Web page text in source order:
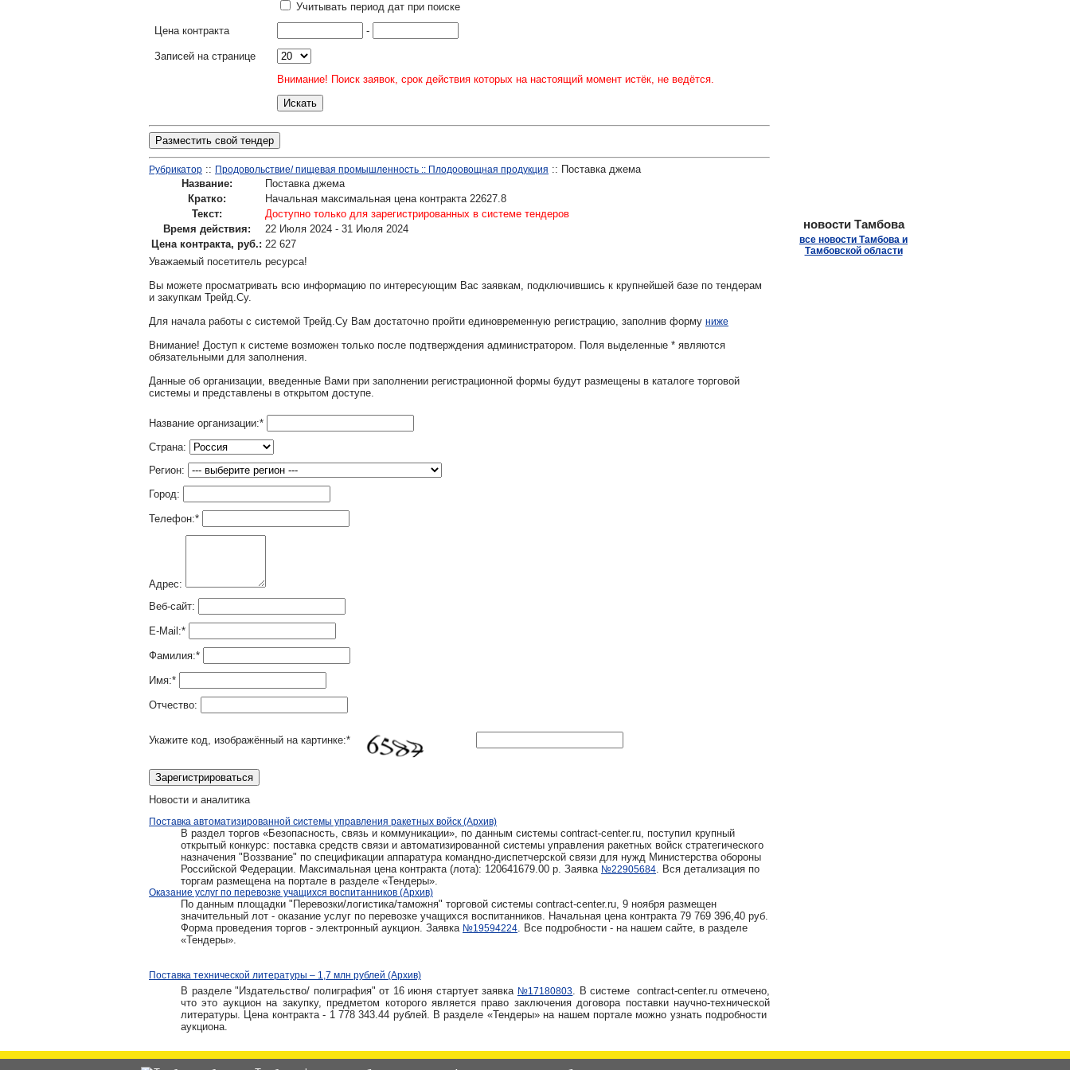
Учитывать период дат при поиске
Цена контракта
-
Записей на странице
Внимание! Поиск заявок, срок действия которых на настоящий момент истёк, не ведётся.
Разместить свой тендер
Рубрикатор :: Продовольствие/ пищевая промышленность :: Плодоовощная продукция :: Поставка джема
Название:
Поставка джема
Кратко:
Начальная максимальная цена контракта 22627.8
Текст:
Доступно только для зарегистрированных в системе тендеров
Время действия:
22 Июля 2024 - 31 Июля 2024
Цена контракта, руб.: 22 627
Уважаемый посетитель ресурса!
Вы можете просматривать всю информацию по интересующим Вас заявкам, подключившись к крупнейшей базе по тендерам
и закупкам Трейд.Су.
Для начала работы с системой Трейд.Су Вам достаточно пройти единовременную регистрацию, заполнив форму ниже
Внимание! Доступ к системе возможен только после подтверждения администратором. Поля выделенные * являются
обязательными для заполнения.
Данные об организации, введенные Вами при заполнении регистрационной формы будут размещены в каталоге торговой
системы и представлены в открытом доступе.
Название организации:*
Страна:
Регион:
Город:
Телефон:*
Адрес:
Веб-сайт:
E-Mail:*
Фамилия:*
Имя:*
Отчество:
Укажите код, изображённый на картинке:*
Новости и аналитика
Поставка автоматизированной системы управления ракетных войск (Архив)
В раздел торгов «Безопасность, связь и коммуникации», по данным системы contract-center.ru, поступил крупный
открытый конкурс: поставка средств связи и автоматизированной системы управления ракетных войск стратегического
назначения "Воззвание" по спецификации аппаратура командно-диспетчерской связи для нужд Министерства обороны
Российской Федерации. Максимальная цена контракта (лота): 120641679.00 р. Заявка №22905684. Вся детализация по
торгам размещена на портале в разделе «Тендеры».
Оказание услуг по перевозке учащихся воспитанников (Архив)
По данным площадки "Перевозки/логистика/таможня" торговой системы contract-center.ru, 9 ноября размещен
значительный лот - оказание услуг по перевозке учащихся воспитанников. Начальная цена контракта 79 769 396,40 руб.
Форма проведения торгов - электронный аукцион. Заявка №19594224. Все подробности - на нашем сайте, в разделе
«Тендеры».
Поставка технической литературы – 1,7 млн рублей (Архив)
В разделе "Издательство/ полиграфия" от 16 июня стартует заявка №17180803. В системе contract-center.ru отмечено,
что это аукцион на закупку, предметом которого является право заключения договора поставки научно-технической
литературы. Цена контракта - 1 778 343.44 рублей. В разделе «Тендеры» на нашем портале можно узнать подробности
аукциона.
новости Тамбова
все новости Тамбова и
Тамбовской области